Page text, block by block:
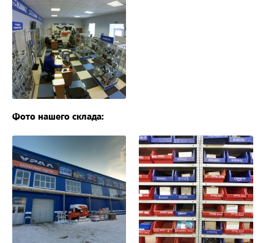
Фото нашего склада: